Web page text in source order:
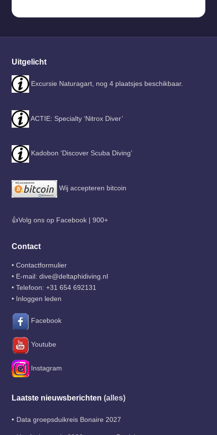
Uitgelicht
Excursie Naturagart, nog 4 plaatsjes beschikbaar.
ACTIE: Specialty ‘Nitrox Diver’
Kadobon ‘Discover Scuba Diving’
Wij accepteren bitcoin
👍Volg ons op Facebook | 900+
Contact
• Contactformulier
• E-mail: dive@deltaphidiving.nl
• Telefoon: +31 654 692131
• Inloggen leden
Facebook
Youtube
Instagram
Laatste nieuwsberichten (alles)
Data groepsduikreis Bonaire 2027